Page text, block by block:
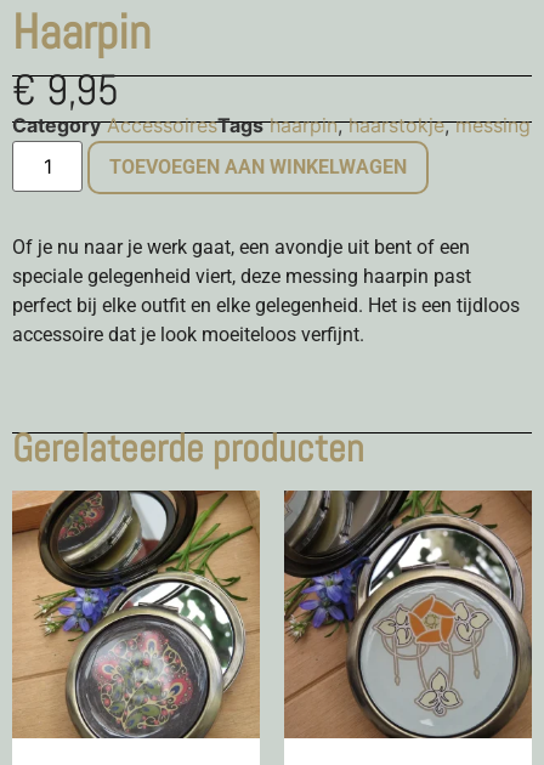
Haarpin
€9,95
Category AccessoiresTags haarpin,haarstokje,messing
TOEVOEGEN AAN WINKELWAGEN
Of je nu naar je werk gaat, een avondje uit bent of een
speciale gelegenheid viert, deze messing haarpin past
perfect bij elke outfit en elke gelegenheid. Het is een tijdloos
accessoire dat je look moeiteloos verfijnt.
Gerelateerde producten